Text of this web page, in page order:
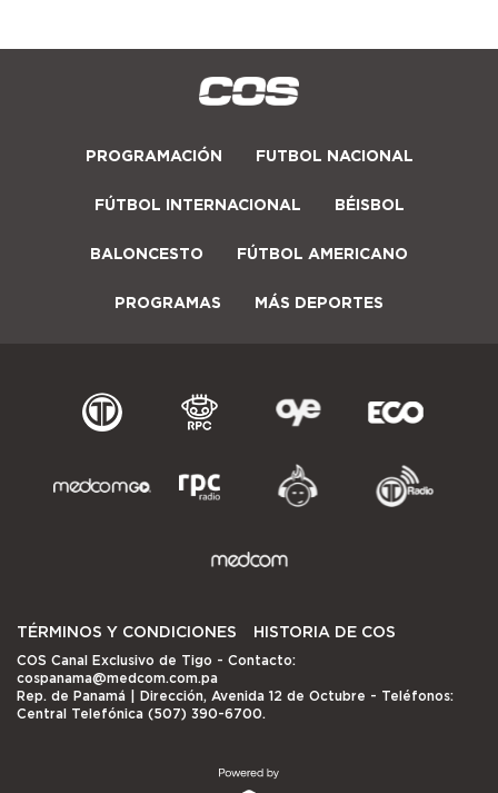
PROGRAMACIÓN FUTBOL NACIONAL
FÚTBOL INTERNACIONAL BÉISBOL
BALONCESTO FÚTBOL AMERICANO
PROGRAMAS MÁS DEPORTES
TÉRMINOS Y CONDICIONES HISTORIA DE COS
COS Canal Exclusivo de Tigo - Contacto:
cospanama@medcom.com.pa
Rep. de Panamá | Dirección, Avenida 12 de Octubre - Teléfonos:
Central Telefónica (507) 390-6700.